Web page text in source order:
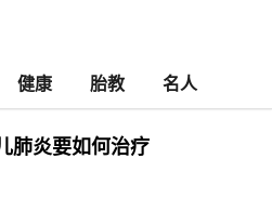
健康 胎教 名人
肺炎要如何治疗